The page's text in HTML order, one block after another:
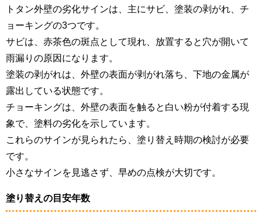
トタン外壁の劣化サインは、主にサビ、塗装の剥がれ、チ
ョーキングの3つです。
サビは、赤茶色の斑点として現れ、放置すると穴が開いて
雨漏りの原因になります。
塗装の剥がれは、外壁の表面が剥がれ落ち、下地の金属が
露出している状態です。
チョーキングは、外壁の表面を触ると白い粉が付着する現
象で、塗料の劣化を示しています。
これらのサインが見られたら、塗り替え時期の検討が必要
です。
小さなサインを見逃さず、早めの点検が大切です。
塗り替えの目安年数